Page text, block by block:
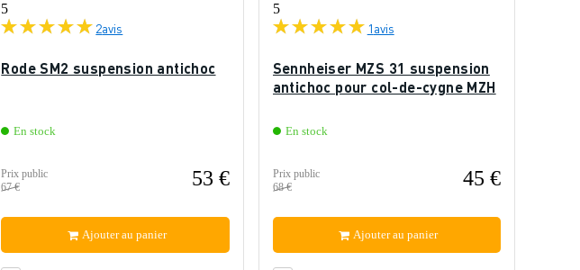
5
2avis
Rode SM2 suspension antichoc
En stock
Prix public
67 €
53 €
Ajouter au panier
5
1avis
Sennheiser MZS 31 suspension
antichoc pour col-de-cygne MZH
En stock
Prix public
68 €
45 €
Ajouter au panier